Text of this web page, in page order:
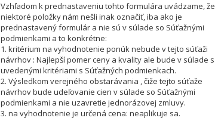
Vzhľadom k prednastaveniu tohto formulára uvádzame, že
niektoré položky nám nešli inak označiť, iba ako je
prednastavený formulár a nie sú v súlade so Súťažnými
podmienkami a to konkrétne:
1. kritérium na vyhodnotenie ponúk nebude v tejto súťaži
návrhov : Najlepší pomer ceny a kvality ale bude v súlade s
uvedenými kritériami s Súťažných podmienkach.
2. Výsledkom verejného obstarávania , čiže tejto súťaže
návrhov bude udeľovanie cien v súlade so Súťažnými
podmienkami a nie uzavretie jednorázovej zmluvy.
3. na vyhodnotenie je určená cena: neaplikuje sa.